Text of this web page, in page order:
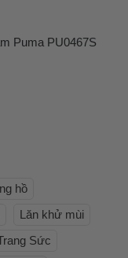
Puma PU0467S
hồ
Lăn khử mùi
Sức